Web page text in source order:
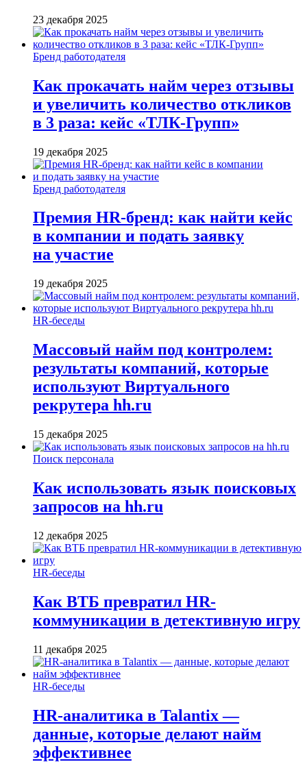
23 декабря 2025
Бренд работодателя
Как прокачать найм через отзывы
и увеличить количество откликов
в 3 раза: кейс «ТЛК-Групп»
19 декабря 2025
Бренд работодателя
Премия HR-бренд: как найти кейс
в компании и подать заявку
на участие
19 декабря 2025
HR-беседы
Массовый найм под контролем:
результаты компаний, которые
используют Виртуального
рекрутера hh.ru
15 декабря 2025
Поиск персонала
Как использовать язык поисковых
запросов на hh.ru
12 декабря 2025
HR-беседы
Как ВТБ превратил HR-
коммуникации в детективную игру
11 декабря 2025
HR-беседы
HR-аналитика в Talantix —
данные, которые делают найм
эффективнее